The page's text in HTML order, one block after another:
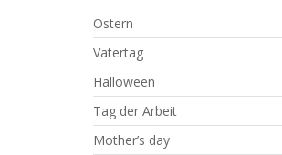
Ostern
Vatertag
Halloween
Tag der Arbeit
Mother’s day